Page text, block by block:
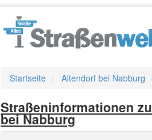
Startseite Altendorf bei Nabburg
Straßeninformationen
bei Nabburg